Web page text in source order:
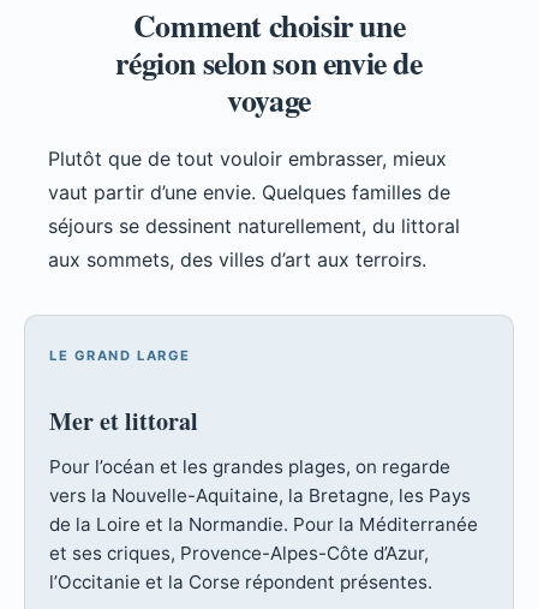
Comment choisir une
région selon son envie de
voyage
Plutôt que de tout vouloir embrasser, mieux
vaut partir d’une envie. Quelques familles de
séjours se dessinent naturellement, du littoral
aux sommets, des villes d’art aux terroirs.
LE GRAND LARGE
Mer et littoral
Pour l’océan et les grandes plages, on regarde
vers la Nouvelle-Aquitaine, la Bretagne, les Pays
de la Loire et la Normandie. Pour la Méditerranée
et ses criques, Provence-Alpes-Côte d’Azur,
l’Occitanie et la Corse répondent présentes.